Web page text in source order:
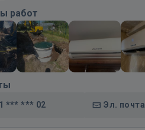
работ
*** *** 02 Эл. почта